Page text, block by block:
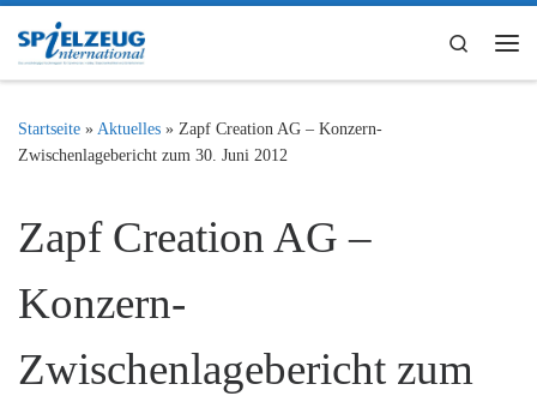
Zum Inhalt springen
Search
Startseite » Aktuelles » Zapf Creation AG – Konzern-
Zwischenlagebericht zum 30. Juni 2012
Zapf Creation AG –
Konzern-
Zwischenlagebericht zum